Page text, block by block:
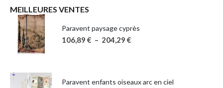
MEILLEURES VENTES
Paravent paysage cyprès
106,89 € – 204,29 €
Paravent enfants oiseaux arc en ciel